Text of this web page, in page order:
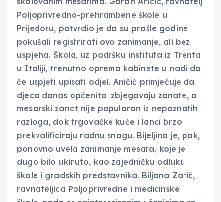
Poljoprivredno-prehrambene škole u
Prijedoru, potvrdio je da su prošle godine
pokušali registrirati ovo zanimanje, ali bez
uspjeha. Škola, uz podršku instituta iz Trenta
u Italiji, trenutno oprema kabinete u nadi da
će uspjeti upisati odjel. Aničić primjećuje da
djeca danas općenito izbjegavaju zanate, a
mesarski zanat nije popularan iz nepoznatih
razloga, dok trgovačke kuće i lanci brzo
prekvalificiraju radnu snagu. Bijeljina je, pak,
ponovno uvela zanimanje mesara, koje je
dugo bilo ukinuto, kao zajedničku odluku
škole i gradskih predstavnika. Biljana Zarić,
ravnateljica Poljoprivredne i medicinske